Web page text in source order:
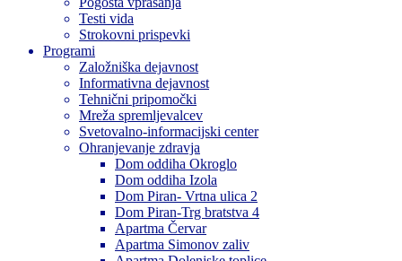
Testi vida
Strokovni prispevki
Programi
Založniška dejavnost
Informativna dejavnost
Tehnični pripomočki
Mreža spremljevalcev
Svetovalno-informacijski center
Ohranjevanje zdravja
Dom oddiha Okroglo
Dom oddiha Izola
Dom Piran- Vrtna ulica 2
Dom Piran-Trg bratstva 4
Apartma Červar
Apartma Simonov zaliv